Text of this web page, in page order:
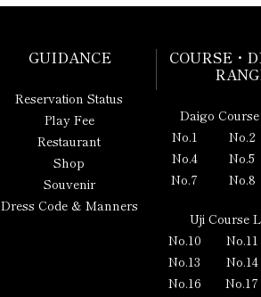
GUIDANCE
Reservation Status
Play Fee
Restaurant
Shop
Souvenir
Dress Code & Manners
COURSE・
Daigo
No.1
No.2
No.4
No.5
No.7
No.8
Uji Course
No.10
No.11
No.13
No.14
No.16
No.17